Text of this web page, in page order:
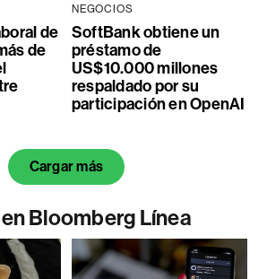
de
de
NEGOCIOS
SoftBank obtiene un
préstamo de
US$10.000 millones
respaldado por su
participación en OpenAI
Cargar más
Bloomberg Línea